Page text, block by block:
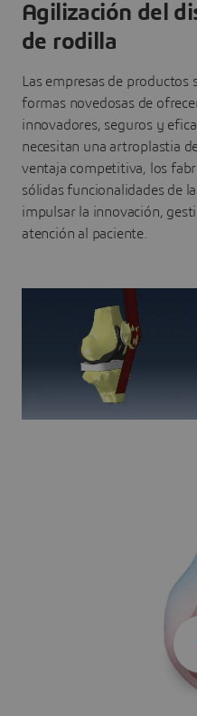
Agilización del
de rodilla
Las empresas de
formas novedosas de
innovadores, seguros y
necesitan una artroplastia
ventaja competitiva, los
sólidas funcionalidades de
impulsar la innovación,
atención al paciente.